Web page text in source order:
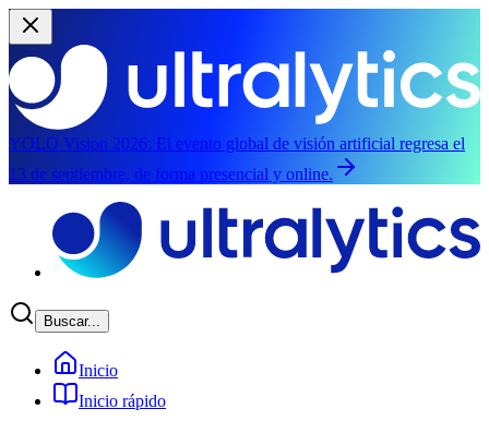
YOLO Vision 2026: El evento global de visión artificial regresa el
13 de septiembre, de forma presencial y online.
Buscar...
Inicio
Inicio rápido